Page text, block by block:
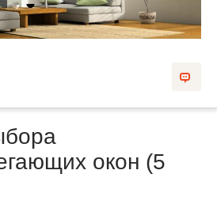
окон (5